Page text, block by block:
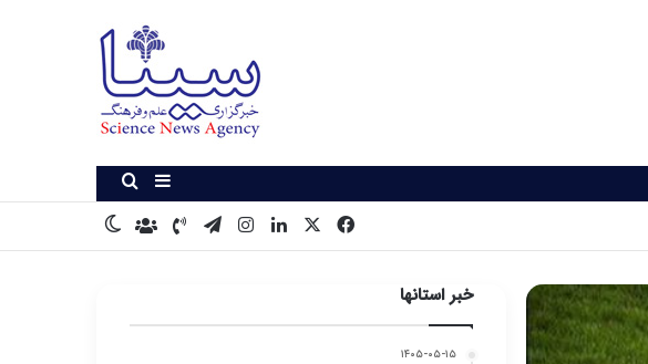
سایدبارجستجو برای
فیس بوکلینکدیناینستاگرام
تلگرامتماس با ما
درباره ماتغییر پوسته
خبر استانها
۱۴۰۵-۰۵-۱۵